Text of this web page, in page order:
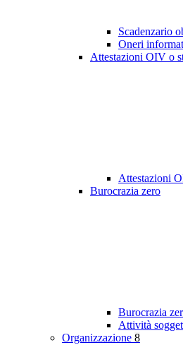
Scadenzario
Oneri
Attestazioni OIV o
Attestazioni
Burocrazia zero
Burocrazia
Attività
Organizzazione 8